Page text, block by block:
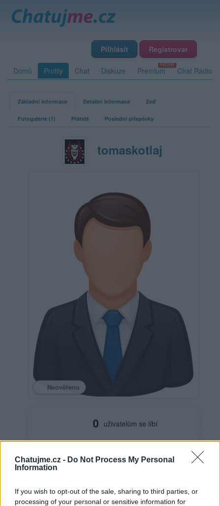
Chatujme.cz - Do Not Process My Personal
Information
If you wish to opt-out of the sale, sharing to third parties, or
processing of your personal or sensitive information for
Přihlásit Registrovat
Domů Profily Chat Diskuze Premium Chat Rádio
Základní informace Detailní informace Zeď
Fotogalerie (1) Přátelé Poslední příspěvky
tomaskotlaj
Neověřeno
0 uživatelům se líbí